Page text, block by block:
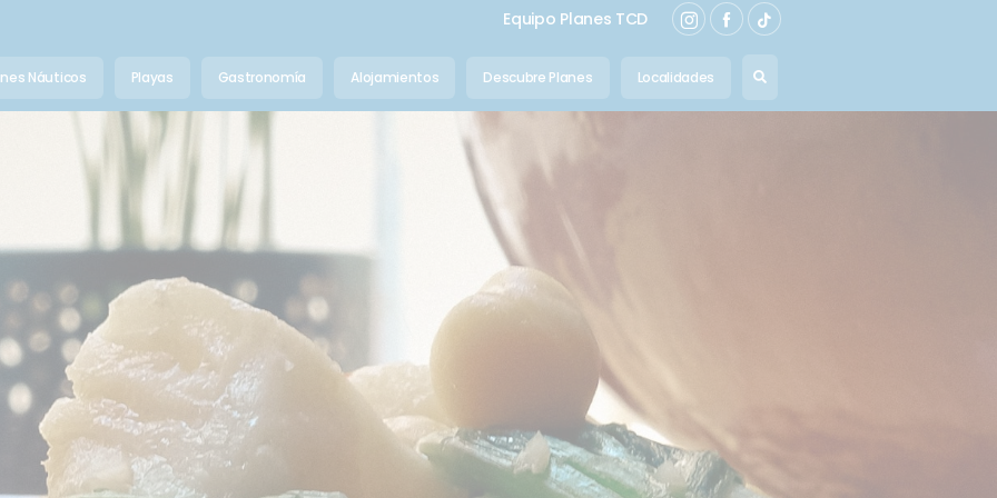
Equipo Planes TCD
Náuticos Playas Gastronomía Alojamientos Descubre Planes Localidades